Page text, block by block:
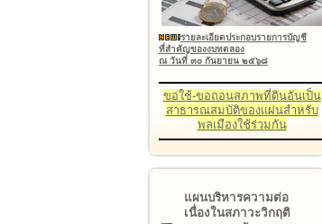
รายละเอียดประกอบรายการบัญชี
ที่สำคัญของงบทดลอง
ณ วันที่ ๓๐ กันยายน ๒๕๖๘
ขอใช้-ขอถอนสภาพที่ดินอันเป็น
สาธารณสมบัติของแผ่นสำหรับ
พลเมืองใช้ร่วมกัน
แผนบริหารความต่อ
เนื่องในสภาวะวิกฤติ